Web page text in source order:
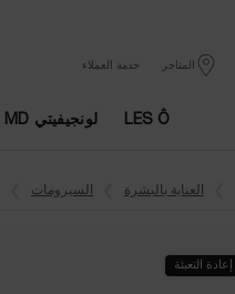
المتاجر خدمة العملاء
LES Ô لونجيفيتي MD الجديد
العناية بالبشرة السيرومات
إعادة التعبئة